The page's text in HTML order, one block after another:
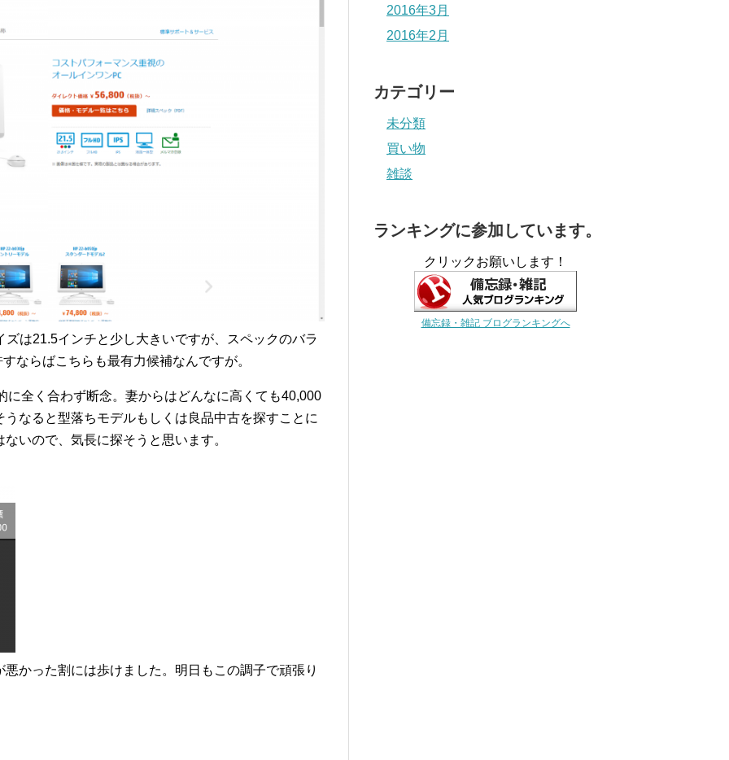
ズは21.5インチと少し大きいですが、スペックのバラ
ならばこちらも最有力候補なんですが。
全く合わず断念。妻からはどんなに高くても40,000
なると型落ちモデルもしくは良品中古を探すことに
いので、気長に探そうと思います。
かった割には歩けました。明日もこの調子で頑張り
2016年3月
2016年2月
カテゴリー
未分類
買い物
雑談
ランキングに参加しています。
クリックお願いします！
備忘録・雑記 ブログランキングへ